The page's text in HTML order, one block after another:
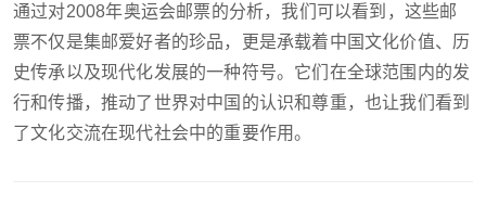
通过对2008年奥运会邮票的分析，我们可以看到，这些邮
票不仅是集邮爱好者的珍品，更是承载着中国文化价值、历
史传承以及现代化发展的一种符号。它们在全球范围内的发
行和传播，推动了世界对中国的认识和尊重，也让我们看到
了文化交流在现代社会中的重要作用。